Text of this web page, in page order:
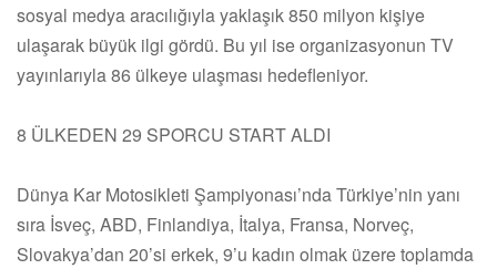
sosyal medya aracılığıyla yaklaşık 850 milyon kişiye
ulaşarak büyük ilgi gördü. Bu yıl ise organizasyonun TV
yayınlarıyla 86 ülkeye ulaşması hedefleniyor.
8 ÜLKEDEN 29 SPORCU START ALDI
Dünya Kar Motosikleti Şampiyonası’nda Türkiye’nin yanı
sıra İsveç, ABD, Finlandiya, İtalya, Fransa, Norveç,
Slovakya’dan 20’si erkek, 9’u kadın olmak üzere toplamda